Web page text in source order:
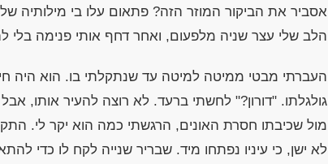
אסביר את הביקור המוזר הזה? פתאום עלו בי מילותיה
הלב שלי עצר שניה מלפעום, ואחר דחף אותי פנימה בלי
העברתי מבטי ממיטה למיטה עד שנתקלתי בו. הוא היה
גולגלתו. "דורון?" לחשתי ברעד. לא רוצה להעיר אותו,
מול שכיבתו חסרת האונים, הרגשתי כמה הוא יקר לי.
לא ישן, כי עיניו נפתחו מיד. שבריר שנייה לקח לו כדי